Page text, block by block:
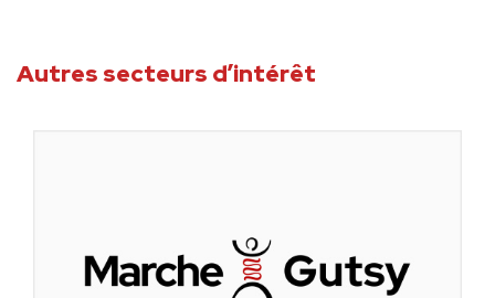
Autres secteurs d’intérêt